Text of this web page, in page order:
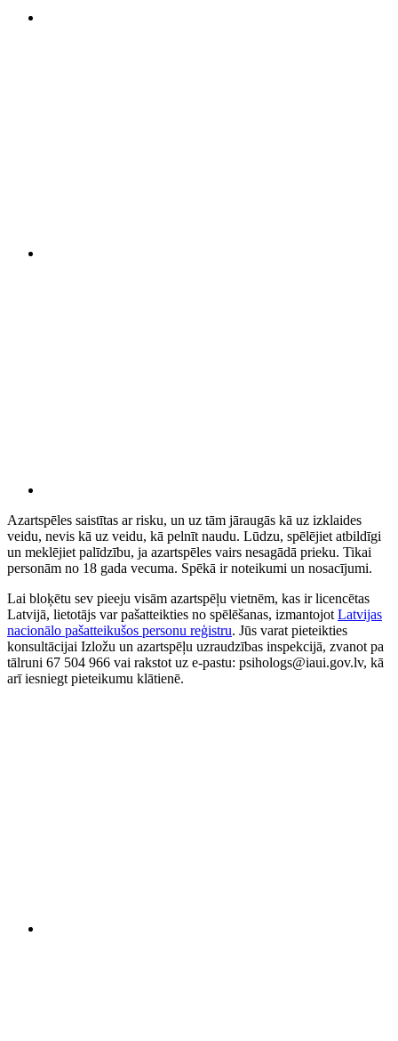
Azartspēles saistītas ar risku, un uz tām jāraugās kā uz izklaides
veidu, nevis kā uz veidu, kā pelnīt naudu. Lūdzu, spēlējiet atbildīgi
un meklējiet palīdzību, ja azartspēles vairs nesagādā prieku. Tikai
personām no 18 gada vecuma. Spēkā ir noteikumi un nosacījumi.
Lai bloķētu sev pieeju visām azartspēļu vietnēm, kas ir licencētas
Latvijā, lietotājs var pašatteikties no spēlēšanas, izmantojot Latvijas
nacionālo pašatteikušos personu reģistru. Jūs varat pieteikties
konsultācijai Izložu un azartspēļu uzraudzības inspekcijā, zvanot pa
tālruni 67 504 966 vai rakstot uz e-pastu: psihologs@iaui.gov.lv, kā
arī iesniegt pieteikumu klātienē.